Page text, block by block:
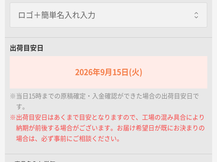
よくあるご質問
名入れグループサイト
出荷目安日
2026年9月15日(火)
※当日15時までの原稿確定・入金確認ができた場合の出荷目安日で
す。
※出荷目安日はあくまで目安となりますので、工場の混み具合により
納期が前後する場合がございます。お届け希望日が既にお決まりの
場合は、必ず事前にご相談ください。